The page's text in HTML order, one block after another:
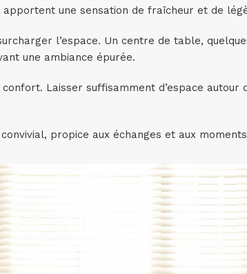
une sensation de fraîcheur et de
l’espace. Un centre de table,
une ambiance épurée.
Laisser suffisamment d’espace
propice aux échanges et aux